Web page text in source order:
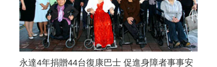
永達4年捐贈44台復康巴士 促進身障者事事安